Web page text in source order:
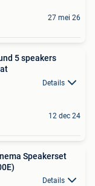
27 mei 26
5 speakers
Details
12 dec 24
Speakerset
Details